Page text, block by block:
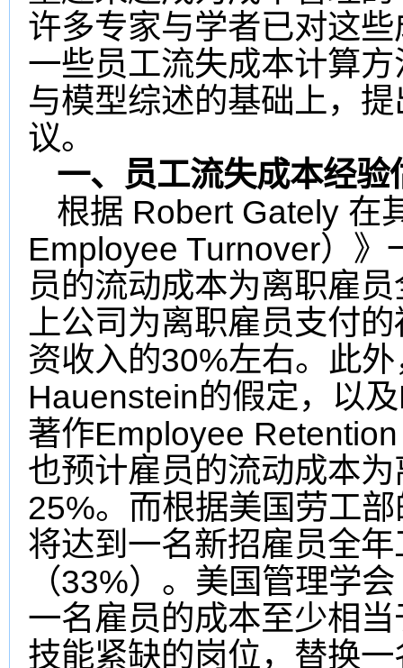
许多专家与学者已对这
一些员工流失成本计算
与模型综述的基础上，
议。
一、员工流失成本经验
根据 Robert Gately 在
Employee Turnover） 》
员的流动成本为离职雇
上公司为离职雇员支付
资收入的30%左右。此外
Hauenstein的假定，以及
著作Employee Retention
也预计雇员的流动成本
25%。而根据美国劳工
将达到一名新招雇员全
（33%） 。美国管理学会
一名雇员的成本至少相
技能紧缺的岗位， 替换